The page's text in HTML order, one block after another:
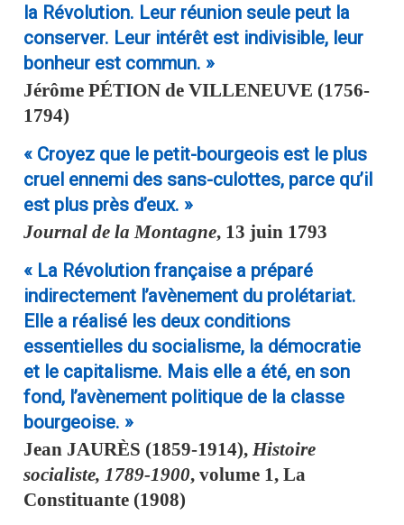
la Révolution. Leur réunion seule peut la
conserver. Leur intérêt est indivisible, leur
bonheur est commun. »
JérômePÉTION de VILLENEUVE (1756-
1794)
« Croyez que le petit-bourgeois est le plus
cruel ennemi des sans-culottes, parce qu’il
est plus près d’eux. »
Journal de la Montagne, 13 juin 1793
« La Révolution française a préparé
indirectement l’avènement du prolétariat.
Elle a réalisé les deux conditions
essentielles du socialisme, la démocratie
et le capitalisme. Mais elle a été, en son
fond, l’avènement politique de la classe
bourgeoise. »
Jean JAURÈS (1859-1914),Histoire
socialiste, 1789-1900, volume 1, La
Constituante (1908)